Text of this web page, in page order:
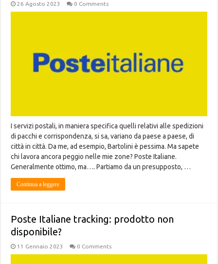
26 Agosto 2023 0 Comments
I servizi postali, in maniera specifica quelli relativi alle spedizioni
di pacchi e corrispondenza, si sa, variano da paese a paese, di
città in città. Da me, ad esempio, Bartolini è pessima. Ma sapete
chi lavora ancora peggio nelle mie zone? Poste Italiane.
Generalmente ottimo, ma…. Partiamo da un presupposto, …
Continua a leggere
Poste Italiane tracking: prodotto non
disponibile?
11 Gennaio 2023 0 Comments